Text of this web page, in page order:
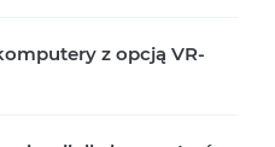
z opcją VR-